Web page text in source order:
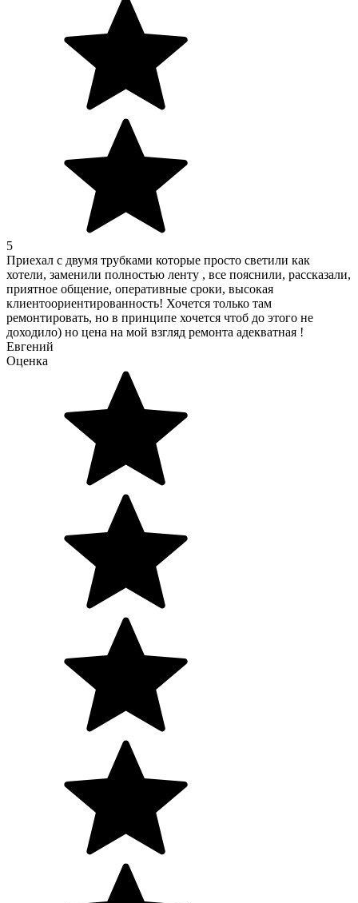
5
Приехал с двумя трубками которые просто светили как
хотели, заменили полностью ленту , все пояснили, рассказали,
приятное общение, оперативные сроки, высокая
клиентоориентированность! Хочется только там
ремонтировать, но в принципе хочется чтоб до этого не
доходило) но цена на мой взгляд ремонта адекватная !
Евгений
Оценка